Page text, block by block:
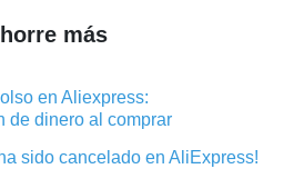
más
en Aliexpress:
de dinero al comprar
sido cancelado en AliExpress!